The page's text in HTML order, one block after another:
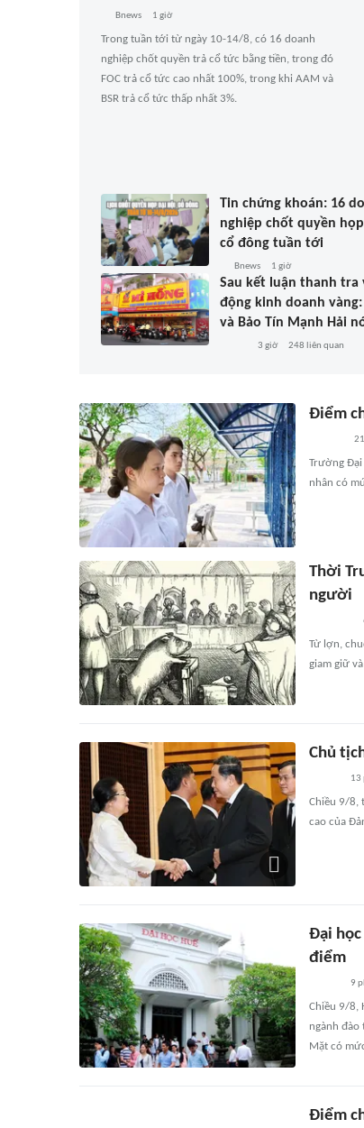
Bnews 1 giờ
Trong tuần tới từ ngày 10-14/8, có 16 doanh
nghiệp chốt quyền trả cổ tức bằng tiền, trong đó
FOC trả cổ tức cao nhất 100%, trong khi AAM và
BSR trả cổ tức thấp nhất 3%.
Tin chứng khoán: 16
nghiệp chốt quyền
cổ đông tuần tới
Bnews 1 giờ
Sau kết luận thanh tra
động kinh doanh
và Bảo Tín Mạnh Hải
3 giờ 248 liên quan
Điểm
Trường Đại
nhân có
Thời
người
Từ lợn,
giam giữ
Chủ
13
Chiều 9/8,
cao của
Đại học
điểm
9
Chiều 9/8,
ngành đào
Mặt có
Điểm